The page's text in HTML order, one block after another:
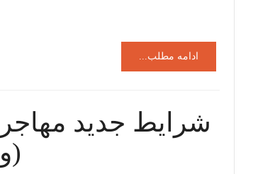
ادامه مطلب...
شرایط جدید